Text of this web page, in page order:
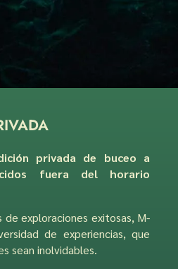
privada de buceo a
fuera del horario
de exploraciones exitosas, M-
de experiencias, que
sean inolvidables.